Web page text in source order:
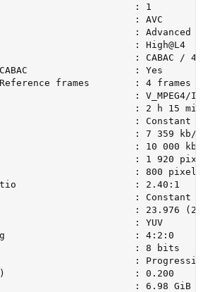
: 1
: AVC
: Advanced
: High@L4
: CABAC / 4
CABAC                   : Yes
frames        : 4 frames
: V_MPEG4/
: 2 h 15 min
: Constant
: 7 359 kb/s
: 10 000 kb/
: 1 920
: 800 pixels
ratio                     : 2.40:1
: Constant
: 23.976
: YUV
: 4:2:0
: 8 bits
:
: 0.200
: 6.98 GiB